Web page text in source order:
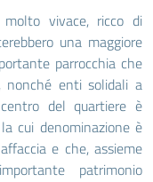
vivace, ricco di
una maggiore
parrocchia che
nonché enti solidali a
del quartiere è
cui denominazione è
e che, assieme
patrimonio